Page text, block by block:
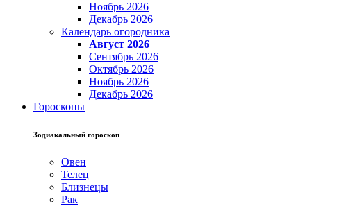
Ноябрь 2026
Декабрь 2026
Календарь огородника
Август 2026
Сентябрь 2026
Октябрь 2026
Ноябрь 2026
Декабрь 2026
Гороскопы
Зодиакальный гороскоп
Овен
Телец
Близнецы
Рак